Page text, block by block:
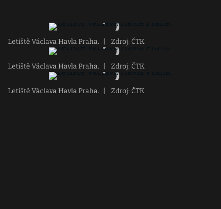
Letiště Václava Havla Praha. Zdroj: ČTK
Letiště Václava Havla Praha. Zdroj: ČTK
Letiště Václava Havla Praha. Zdroj: ČTK